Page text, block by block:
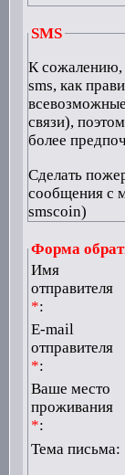
SMS
К сожалению,
sms, как
связи),
более
Сделать
сообщения с
smscoin)
Форма
Имя
отправителя
*:
E-mail
отправителя
*:
Ваше место
проживания
*:
Тема письма: